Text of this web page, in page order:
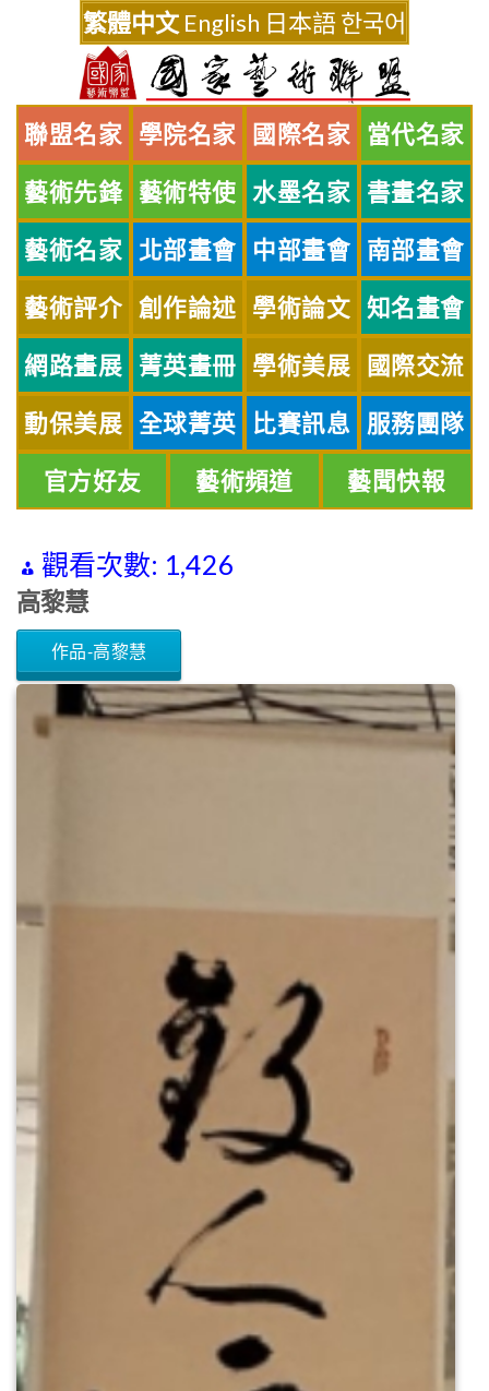
繁體中文 English 日本語한국어
聯盟名家 學院名家 國際名家 當代名家
藝術先鋒 藝術特使 水墨名家 書畫名家
藝術名家 北部畫會 中部畫會 南部畫會
藝術評介 創作論述 學術論文 知名畫會
網路畫展 菁英畫冊 學術美展 國際交流
動保美展 全球菁英 比賽訊息 服務團隊
官方好友 藝術頻道 藝聞快報
觀看次數: 1,426
高黎慧
作品-高黎慧